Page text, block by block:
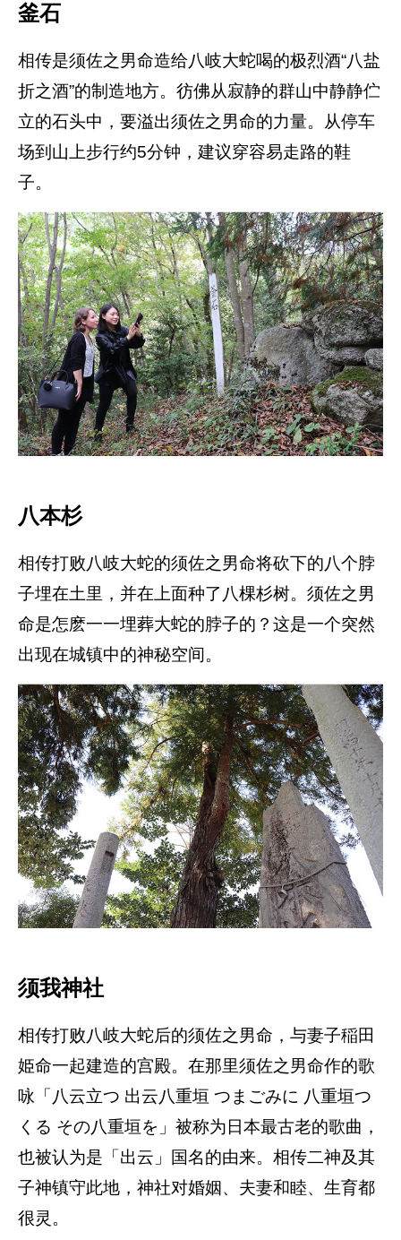
釜石
相传是须佐之男命造给八岐大蛇喝的极烈酒“八盐
折之酒”的制造地方。彷佛从寂静的群山中静静伫
立的石头中，要溢出须佐之男命的力量。从停车
场到山上步行约5分钟，建议穿容易走路的鞋
子。
八本杉
相传打败八岐大蛇的须佐之男命将砍下的八个脖
子埋在土里，并在上面种了八棵杉树。须佐之男
命是怎麽一一埋葬大蛇的脖子的？这是一个突然
出现在城镇中的神秘空间。
须我神社
相传打败八岐大蛇后的须佐之男命，与妻子稲田
姫命一起建造的宫殿。在那里须佐之男命作的歌
咏「八云立つ 出云八重垣 つまごみに 八重垣つ
くる その八重垣を」被称为日本最古老的歌曲，
也被认为是「出云」国名的由来。相传二神及其
子神镇守此地，神社对婚姻、夫妻和睦、生育都
很灵。